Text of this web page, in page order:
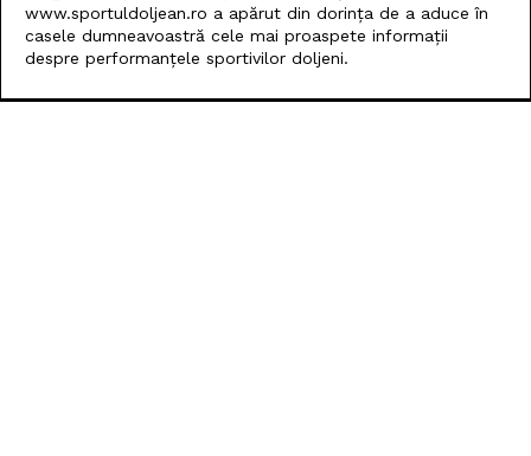
www.sportuldoljean.ro a apărut din dorința de a aduce în
casele dumneavoastră cele mai proaspete informații
despre performanțele sportivilor doljeni.